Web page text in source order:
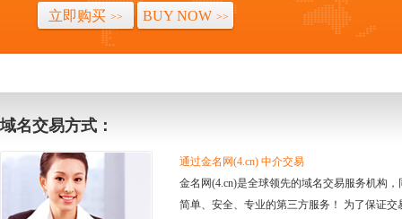
立即购买 >> BUY NOW >>
域名交易方式：
通过金名网(4.cn) 中介交易
金名网(4.cn)是全球领先的域名交易服务机构
简单、安全、专业的第三方服务！ 为了保证